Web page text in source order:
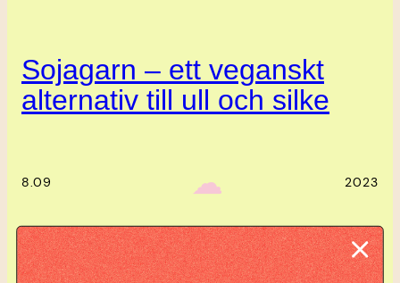
Sojagarn – ett veganskt
alternativ till ull och silke
8.09 ‎ ‎‎ ☁︎‎‎ 2023
Komplett guide: Lär dig